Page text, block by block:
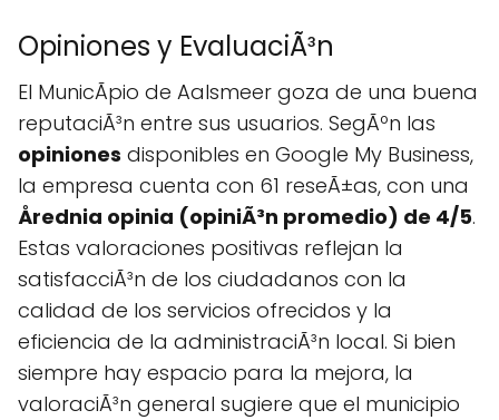
Opiniones y EvaluaciÃ³n
El MunicÃ­pio de Aalsmeer goza de una buena
reputaciÃ³n entre sus usuarios. SegÃºn las
opiniones disponibles en Google My Business,
la empresa cuenta con 61 reseÃ±as, con una
Årednia opinia (opiniÃ³n promedio) de 4/5.
Estas valoraciones positivas reflejan la
satisfacciÃ³n de los ciudadanos con la
calidad de los servicios ofrecidos y la
eficiencia de la administraciÃ³n local. Si bien
siempre hay espacio para la mejora, la
valoraciÃ³n general sugiere que el municipio